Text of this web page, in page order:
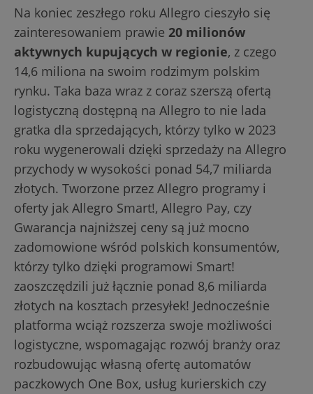
Na koniec zeszłego roku Allegro cieszyło się
zainteresowaniem prawie 20 milionów
aktywnych kupujących w regionie, z czego
14,6 miliona na swoim rodzimym polskim
rynku. Taka baza wraz z coraz szerszą ofertą
logistyczną dostępną na Allegro to nie lada
gratka dla sprzedających, którzy tylko w 2023
roku wygenerowali dzięki sprzedaży na Allegro
przychody w wysokości ponad 54,7 miliarda
złotych. Tworzone przez Allegro programy i
oferty jak Allegro Smart!, Allegro Pay, czy
Gwarancja najniższej ceny są już mocno
zadomowione wśród polskich konsumentów,
którzy tylko dzięki programowi Smart!
zaoszczędzili już łącznie ponad 8,6 miliarda
złotych na kosztach przesyłek! Jednocześnie
platforma wciąż rozszerza swoje możliwości
logistyczne, wspomagając rozwój branży oraz
rozbudowując własną ofertę automatów
paczkowych One Box, usług kurierskich czy